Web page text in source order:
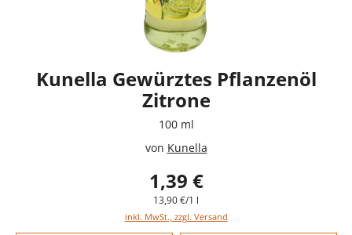
Kunella Gewürztes Pflanzenöl
Zitrone
100 ml
von Kunella
1,39 €
13,90 €/1 l
inkl. MwSt., zzgl. Versand